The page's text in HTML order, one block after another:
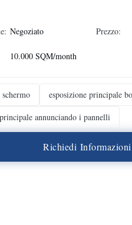
Negoziato Prezzo:
10.000 SQM/month
esposizione principale
annunciando i pannelli
Richiedi Informazioni